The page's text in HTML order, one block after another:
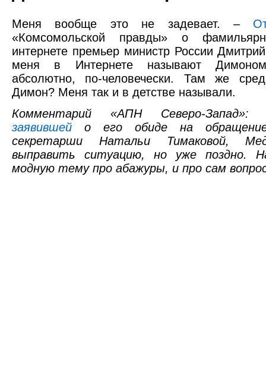
Меня вообще это не задевает. –
«Комсомольской правды» о
интернете премьер министр России
меня в Интернете называют
абсолютно, по-человечески. Там же
Димон? Меня так и в детстве называли.
Комментарий «АПН Северо-Запад»:
заявившей о его обиде на
секретарши Натальи Тимаковой,
выправить ситуацию, но уже поздно.
модную тему про абажуры, и про сам